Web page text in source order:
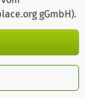
gGmbH).